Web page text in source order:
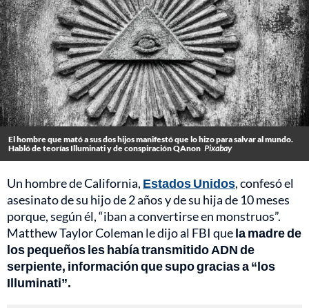
El hombre que mató a sus dos hijos manifestó que lo hizo para salvar al mundo.
Habló de teorías Illuminati y de conspiración QAnon Pixabay
Un hombre de California, Estados Unidos, confesó el
asesinato de su hijo de 2 años y de su hija de 10 meses
porque, según él, “iban a convertirse en monstruos”.
Matthew Taylor Coleman le dijo al FBI quela madre de
los pequeños les había transmitido ADN de
serpiente, información que supo gracias a “los
Illuminati”.